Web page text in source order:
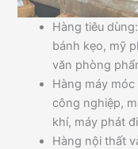
Hàng tiêu
bánh kẹo, mỹ
văn phòng
Hàng máy
công nghiệp,
khí, máy phát
Hàng nội thất